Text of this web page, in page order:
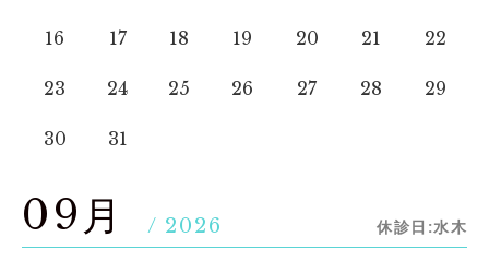
16 17 18 19 20 21 22
23 24 25 26 27 28 29
30 31
09月 / 2026 休診日:水木